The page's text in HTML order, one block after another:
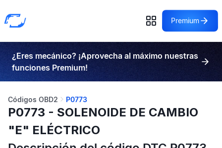
Premium
¿Eres mecánico? ¡Aprovecha al máximo nuestras
funciones Premium!
Códigos OBD2 P0773
P0773 - SOLENOIDE DE CAMBIO
"E" ELÉCTRICO